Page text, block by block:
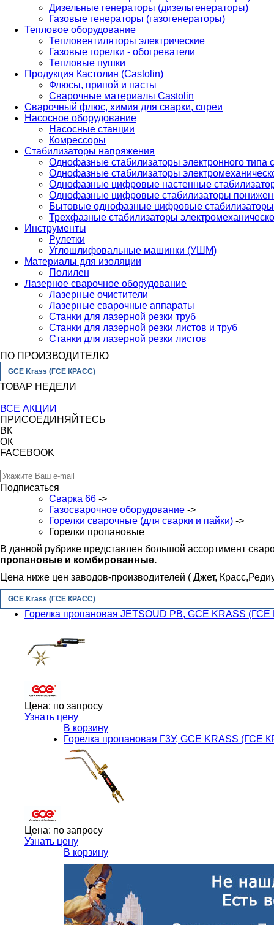
Дизельные генераторы (дизельгенераторы)
Газовые генераторы (газогенераторы)
Тепловое оборудование
Тепловентиляторы электрические
Газовые горелки - обогреватели
Тепловые пушки
Продукция Кастолин (Castolin)
Флюсы, припой и пасты
Сварочные материалы Castolin
Сварочный флюс, химия для сварки, спреи
Насосное оборудование
Насосные станции
Комрессоры
Стабилизаторы напряжения
Однофазные стабилизаторы электронного
Однофазные стабилизаторы
Однофазные цифровые настенные
Однофазные цифровые стабилизаторы
Бытовые однофазные цифровые стабилизаторы
Трехфазные стабилизаторы
Инструменты
Рулетки
Углошлифовальные машинки (УШМ)
Материалы для изоляции
Полилен
Лазерное сварочное оборудование
Лазерные очистители
Лазерные сварочные аппараты
Станки для лазерной резки труб
Станки для лазерной резки листов и труб
Станки для лазерной резки листов
ПО ПРОИЗВОДИТЕЛЮ
GCE Krass (ГСЕ КРАСС)
ТОВАР НЕДЕЛИ
ВСЕ АКЦИИ
ПРИСОЕДИНЯЙТЕСЬ
ВК
ОК
FACEBOOK
Подписаться
Сварка 66 ->
Газосварочное оборудование ->
Горелки сварочные (для сварки и пайки) ->
Горелки пропановые
В данной рубрике представлен большой ассортимент
пропановые и комбированные.
Цена ниже цен заводов-производителей ( Джет,
GCE Krass (ГСЕ КРАСС)
Горелка пропановая JETSOUD PB, GCE KRASS
Цена: по запросу
Узнать цену
В корзину
Горелка пропановая Г3У, GCE KRASS (ГСЕ
Цена: по запросу
Узнать цену
В корзину